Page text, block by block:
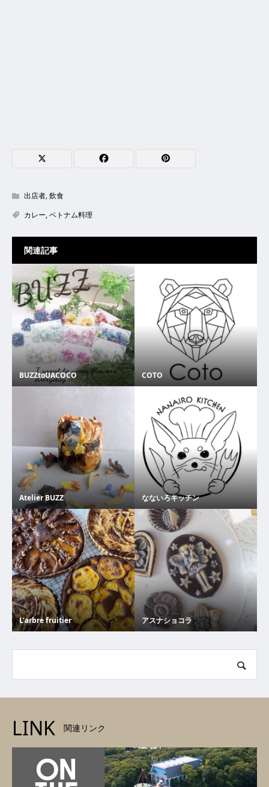
出店者,飲食
カレー,ベトナム料理
関連記事
BUZZtoUACOCO COTO
Atelier BUZZ なないろキッチン
L’arbre fruitier アスナショコラ
LINK 関連リンク